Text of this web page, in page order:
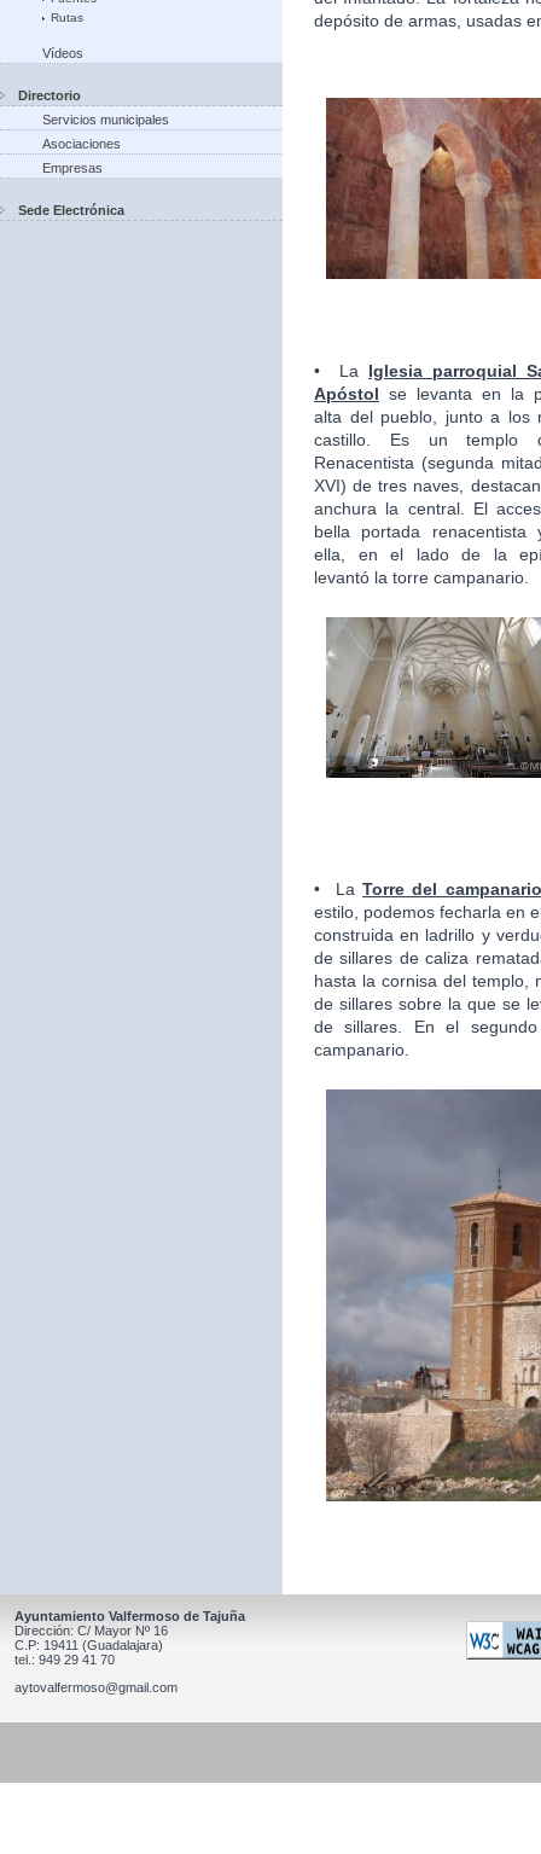
Rutas
Vídeos
Directorio
Servicios municipales
Asociaciones
Empresas
Sede Electrónica
depósito de armas, usadas
• La Iglesia parroquial
Apóstol se levanta en la
alta del pueblo, junto a los
castillo. Es un templo
Renacentista (segunda
XVI) de tres naves,
anchura la central. El
bella portada
ella, en el lado de la
levantó la torre campanario.
• LaTorre del campanario
estilo, podemos fecharla en
construida en ladrillo y
de sillares de caliza
hasta la cornisa del templo,
de sillares sobre la que se
de sillares. En el
campanario.
Ayuntamiento Valfermoso de Tajuña
Dirección: C/ Mayor Nº 16
C.P: 19411 (Guadalajara)
tel.: 949 29 41 70
aytovalfermoso@gmail.com